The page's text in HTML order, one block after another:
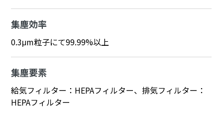
集塵効率
0.3μm粒子にて99.99%以上
集塵要素
給気フィルター：HEPAフィルター、排気フィルター：
HEPAフィルター